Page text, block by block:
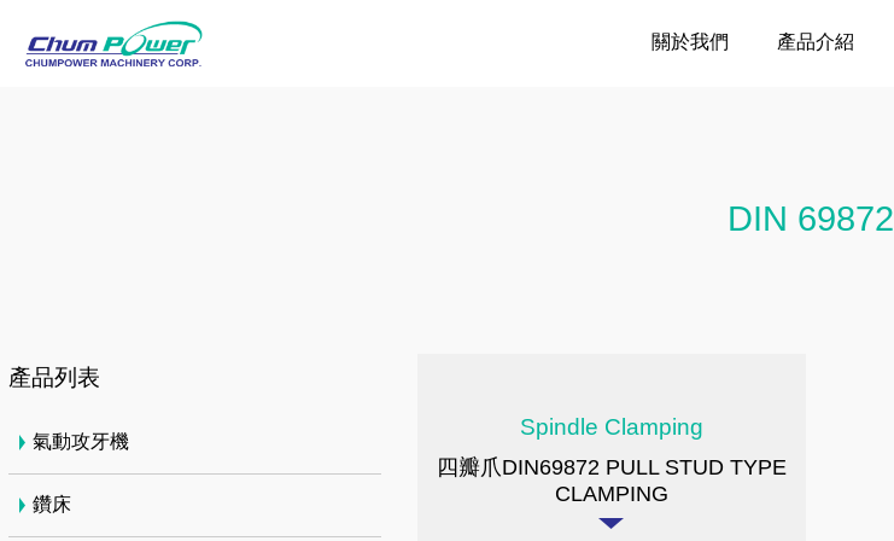
關於我們 產品介紹
DIN 69872
Spindle Clamping
四瓣爪DIN69872 PULL STUD TYPE
CLAMPING
產品列表
氣動攻牙機
鑽床